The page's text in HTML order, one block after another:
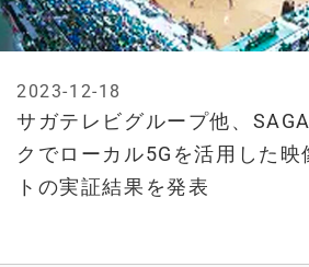
サガテレビグループ他、
クでローカル5Gを活用した映
トの実証結果を発表
2023-12-18